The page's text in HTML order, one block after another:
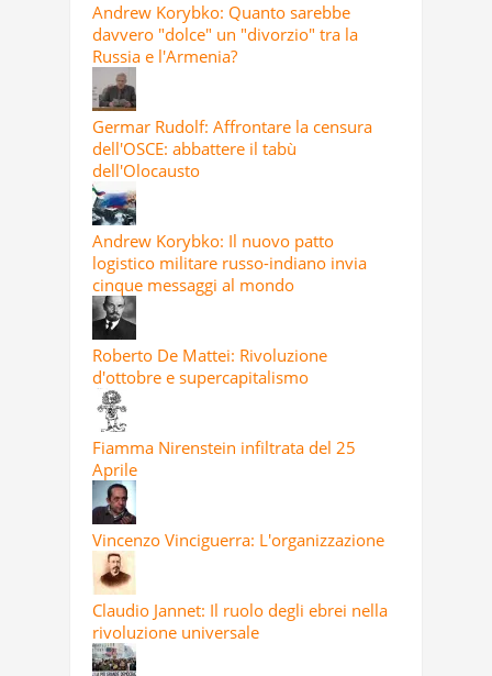
Andrew Korybko: Quanto sarebbe
davvero "dolce" un "divorzio" tra la
Russia e l'Armenia?
Germar Rudolf: Affrontare la censura
dell'OSCE: abbattere il tabù
dell'Olocausto
Andrew Korybko: Il nuovo patto
logistico militare russo-indiano invia
cinque messaggi al mondo
Roberto De Mattei: Rivoluzione
d'ottobre e supercapitalismo
Fiamma Nirenstein infiltrata del 25
Aprile
Vincenzo Vinciguerra: L'organizzazione
Claudio Jannet: Il ruolo degli ebrei nella
rivoluzione universale